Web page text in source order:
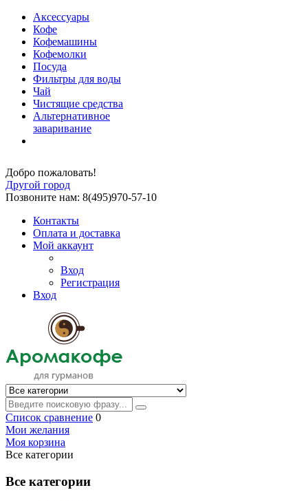
Аксессуары
Кофе
Кофемашины
Кофемолки
Посуда
Фильтры для воды
Чай
Чистящие средства
Альтернативное
заваривание
Добро пожаловать!
Другой город
Позвоните нам: 8(495)970-57-10
Контакты
Оплата и доставка
Мой аккаунт
Вход
Регистрация
Вход
Список сравнение 0
Мои желания
Моя корзина
Все категории
Все категории